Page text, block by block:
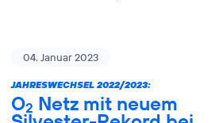
04. Januar 2023
JAHRESWECHSEL 2022/2023:
O2 Netz mit neuem